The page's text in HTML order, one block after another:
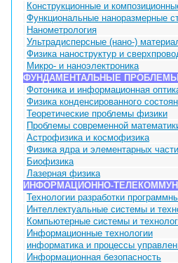
Конструкционные и
Функциональные наноразмерные
Нанометрология
Ультрадисперсные (нано-)
Физика наноструктур и
Микро- и наноэлектроника
ФУНДАМЕНТАЛЬНЫЕ
Фотоника и информационная
Физика конденсированного
Теоретические проблемы физики
Проблемы современной
Астрофизика и космофизика
Физика ядра и элементарных
Биофизика
Лазерная физика
ИНФОРМАЦИОННО-
Технологии разработки
Интеллектуальные системы и
Компьютерные системы и
Информационные технологии
информатика и процессы
Информационная безопасность